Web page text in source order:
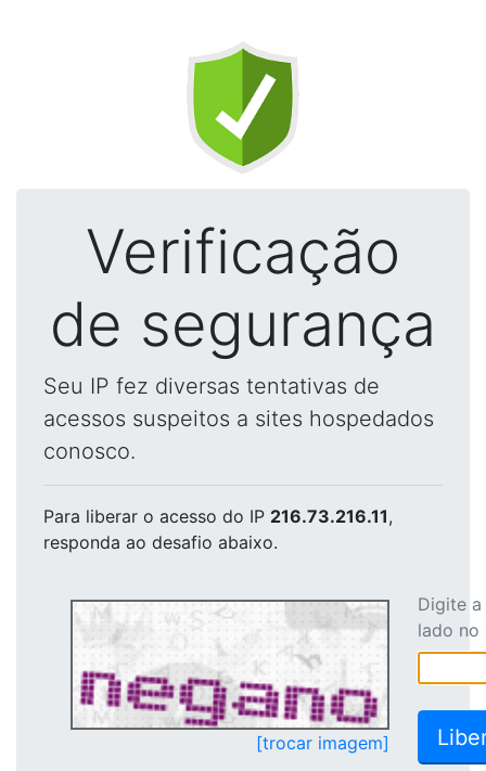
Verificação
de segurança
Seu IP fez diversas tentativas de
acessos suspeitos a sites hospedados
conosco.
Para liberar o acesso do IP 216.73.216.11,
responda ao desafio abaixo.
[trocar imagem]
Digite
lado no